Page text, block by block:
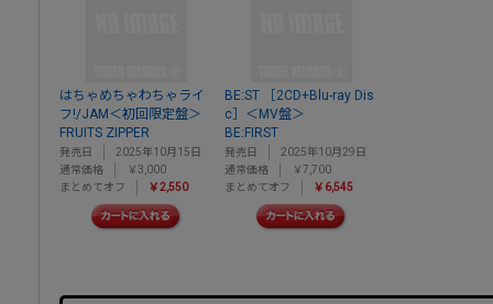
はちゃめちゃわちゃライ
フ!/JAM＜初回限定盤＞
FRUITS ZIPPER
発売日
2025年10月15日
通常価格
￥3,000
まとめてオフ
￥2,550
BE:ST ［2CD+Blu-ray Dis
c］＜MV盤＞
BE:FIRST
発売日
2025年10月29日
通常価格
￥7,700
まとめてオフ
￥6,545